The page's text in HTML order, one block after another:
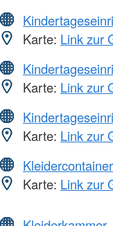
Karte: Link zur
Karte: Link zur
Karte: Link zur
Kleidercontainer
Karte: Link zur